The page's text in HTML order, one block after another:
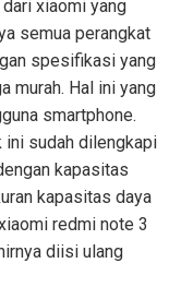
xiaomi yang
semua perangkat
spesifikasi yang
murah. Hal ini yang
smartphone.
ini sudah dilengkapi
kapasitas
kapasitas daya
redmi note 3
diisi ulang